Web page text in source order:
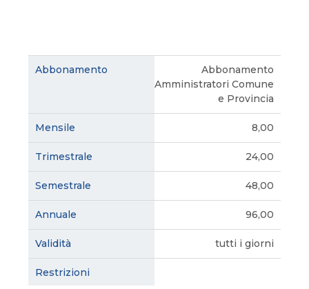
Abbonamento
Amministratori Comune
e Provincia
8,00
24,00
48,00
96,00
tutti i giorni